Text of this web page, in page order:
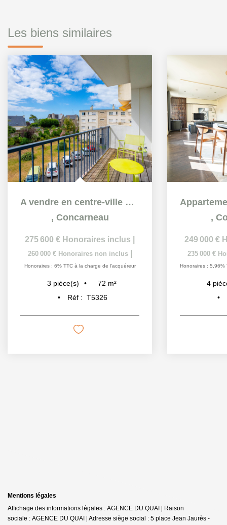
Les biens similaires
A vendre en centre-ville de Concarneau - Appartement 3...
, Concarneau
275 600 € Honoraires inclus
260 000 € Honoraires non inclus
Honoraires : 6% TTC à la charge de l'acquéreur
3 pièce(s) 72 m²
Réf : T5326
,
249 000 €
235 000 €
Honoraires : 5,96%
4
Mentions légales
Affichage des informations légales : AGENCE DU QUAI | Raison
sociale : AGENCE DU QUAI | Adresse siège social : 5 place Jean Jaurès -